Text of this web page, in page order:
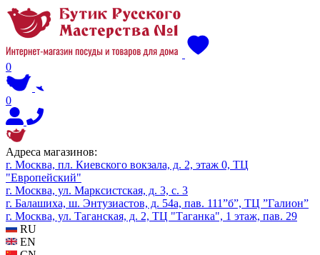
0
0
Адреса магазинов:
г. Москва, пл. Киевского вокзала, д. 2, этаж 0, ТЦ
"Европейский"
г. Москва, ул. Марксистская, д. 3, с. 3
г. Балашиха, ш. Энтузиастов, д. 54а, пав. 111”б”, ТЦ ”Галион”
г. Москва, ул. Таганская, д. 2, ТЦ "Таганка", 1 этаж, пав. 29
RU
EN